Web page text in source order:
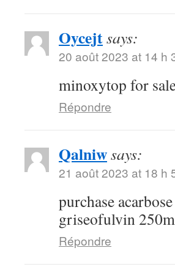
Oycejtsays:
20 août 2023 at 14 h
minoxytop for
Répondre
Qalniwsays:
21 août 2023 at 18 h
purchase
griseofulvin
Répondre